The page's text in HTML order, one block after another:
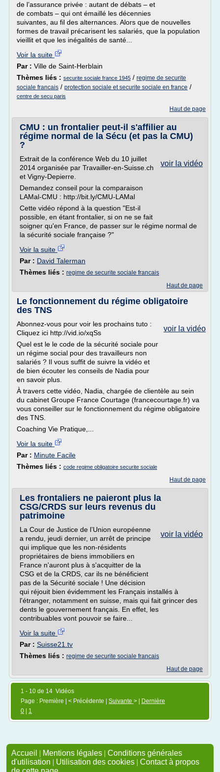
de l’assurance privée : autant de débats – et
de combats – qui ont émaillé les décennies
suivantes, au fil des alternances. Alors que de nouvelles
formes de travail précarisent les salariés, que la population
vieillit et que les inégalités de santé...
Voir la suite
Par : Ville de Saint-Herblain
Thèmes liés : securite sociale france 1945 / regime de securite
sociale francais / protection sociale et securite sociale en france /
centre de secu paris
Haut de page
CMU : un frontalier peut-il s'affilier au
régime normal de la Sécu (et pas la CMU)
?
voir la vidéo
Extrait de la conférence Web du 10 juillet
2014 organisée par Travailler-en-Suisse.ch
et Vigny-Depierre.
Demandez conseil pour la comparaison
LAMal-CMU : http://bit.ly/CMU-LAMal
Cette vidéo répond à la question "Est-il
possible, en étant frontalier, si on ne se fait
soigner qu'en France, de passer sur le régime normal de
la sécurité sociale française ?"
Voir la suite
Par : David Talerman
Thèmes liés : regime de securite sociale francais
Haut de page
Le fonctionnement du régime obligatoire
des TNS
voir la vidéo
Abonnez-vous pour voir les prochains tuto :
Cliquez ici http://vid.io/xqSs
Quel est le le code de la sécurité sociale pour
un régime social pour des travailleurs non
salariés ? Il vous suffit de suivre la vidéo et
de bien écouter les conseils de Nadia pour
en savoir plus.
À travers cette vidéo, Nadia, chargée de clientèle au sein
du cabinet Groupe France Courtage (francecourtage.fr) va
vous conseiller sur le fonctionnement du régime obligatoire
des TNS.
Coaching Vie Pratique,...
Voir la suite
Par : Minute Facile
Thèmes liés : code regime obligatoire securite sociale
Haut de page
Les frontaliers ne paieront plus la
CSG/CRDS sur leurs revenus du
patrimoine
voir la vidéo
La Cour de Justice de l’Union européenne
a rendu, jeudi dernier, un arrêt de principe
qui implique que les non-résidents
propriétaires de biens immobiliers en
France n'auront plus à s'acquitter de la
CSG et de la CRDS, car ils ne bénéficient
pas de la Sécurité sociale ! Une décision
qui réjouit bien évidemment les Français installés à
l'étranger, notamment en suisse, mais qui fait grincer des
dents le gouvernement français. En effet, les
contribuables vont pouvoir se faire...
Voir la suite
Par : Suisse21.tv
Thèmes liés : regime de securite sociale francais
Haut de page
1 - 10 de 14 Vidéos
Page : Première | < Précédente | Suivante > |
Dernière
0
1
Accueil | Mentions légales | Conditions générales
d'utilisation | Utilisation des cookies | Contact à propos